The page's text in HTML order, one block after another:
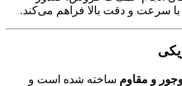
سرعت و دقت بالا فراهم می‌کند.
و مقاوم ساخته شده است و